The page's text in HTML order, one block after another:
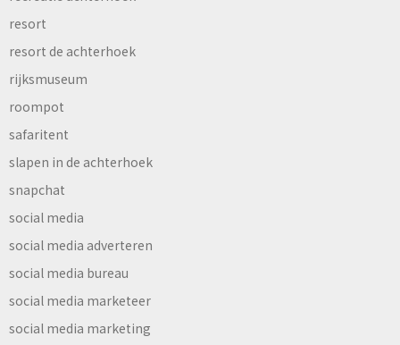
resort
resort de achterhoek
rijksmuseum
roompot
safaritent
slapen in de achterhoek
snapchat
social media
social media adverteren
social media bureau
social media marketeer
social media marketing